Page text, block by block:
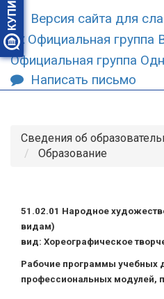
Версия сайта для
Официальная группа
Официальная группа
Написать письмо
Сведения об
Образование
51.02.01 Народное
видам)
вид: Хореографическое
Рабочие программы учебных
профессиональных модулей,